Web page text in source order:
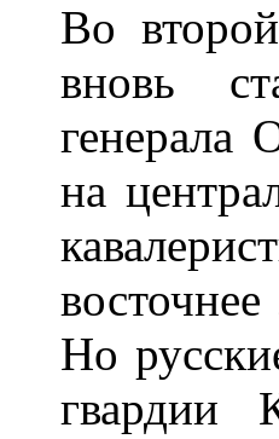
Во
вновь
генерала
на
Но
гвардии